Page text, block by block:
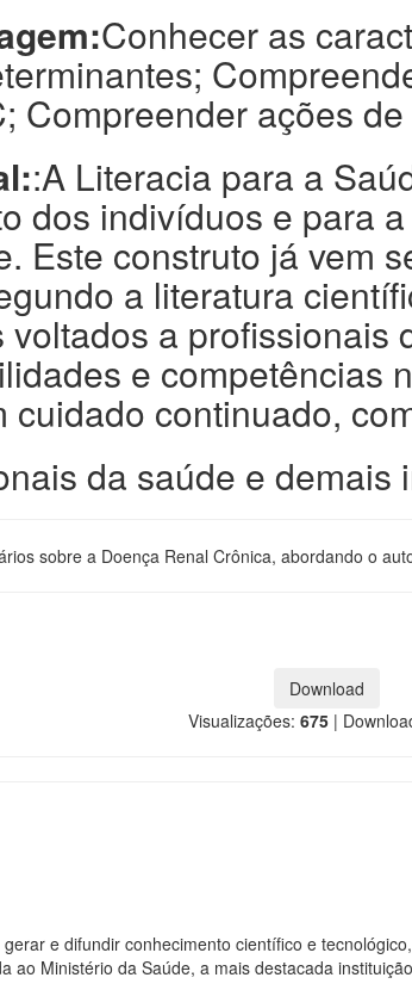
Conhecer as
Compreender ações
:A Literacia para a
dos indivíduos e para
Este construto já vem
a literatura
a profissionais
e competências
cuidado continuado,
da saúde e demais
sobre a Doença Renal Crônica, abordando o
Download
Visualizações: 675 |
e difundir conhecimento científico e
ao Ministério da Saúde, a mais destacada